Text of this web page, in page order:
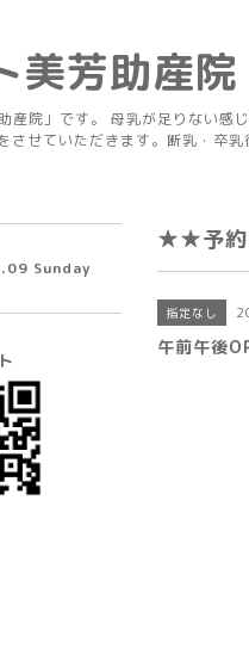
芳助産院
院」です。 母乳が足りない感
せていただきます。断乳・卒乳
★★予
指定なし
午前午後
Sunday